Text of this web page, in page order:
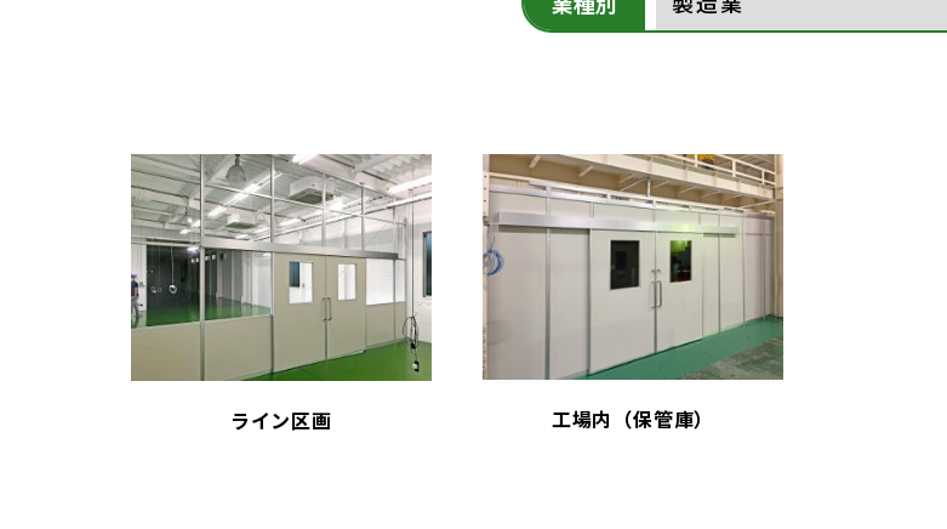
ライン区画 工場内（保管庫）